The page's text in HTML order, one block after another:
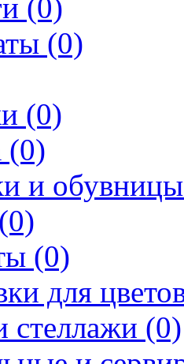
(0)
(0)
(0)
(0)
и
(0)
для
стеллажи (0)